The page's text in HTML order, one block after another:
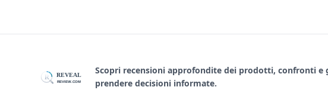
R REVEAL
REVIEW.COM
Scopri recensioni approfondite dei prodotti, confronti
prendere decisioni informate.